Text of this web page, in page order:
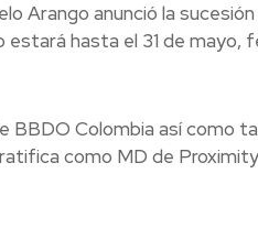
Arango anunció la
estará hasta el 31 de mayo,
BBDO Colombia así como
como MD de